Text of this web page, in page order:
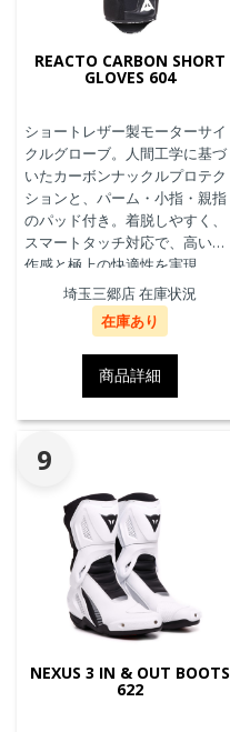
REACTO CARBON SHORT
GLOVES 604
ショートレザー製モーターサイ
クルグローブ。人間工学に基づ
いたカーボンナックルプロテク
ションと、パーム・小指・親指
のパッド付き。着脱しやすく、
スマートタッチ対応で、高い操
作感と極上の快適性を実現。
埼玉三郷店 在庫状況
在庫あり
商品詳細
9
NEXUS 3 IN & OUT BOOTS
622